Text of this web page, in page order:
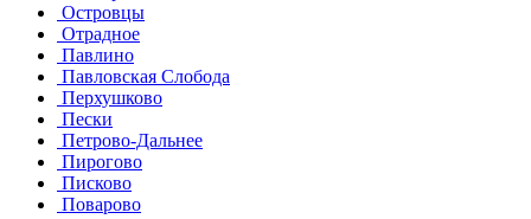
Островцы
Отрадное
Павлино
Павловская Слобода
Перхушково
Пески
Петрово-Дальнее
Пирогово
Писково
Поварово